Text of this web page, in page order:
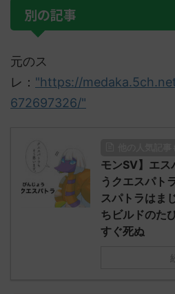
別の記事
元のス
レ： "https://
672697326/"
モンSV】エス
うクエスパト
スパトラはま
ちビルドのた
すぐ死ぬ